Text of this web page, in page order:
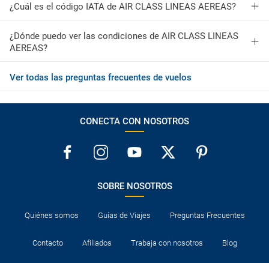
¿Cuál es el código IATA de AIR CLASS LINEAS AEREAS?
¿Dónde puedo ver las condiciones de AIR CLASS LINEAS
AEREAS?
Ver todas las preguntas frecuentes de vuelos
CONECTA CON NOSOTROS
SOBRE NOSOTROS
Quiénes somos Guías de Viajes Preguntas Frecuentes
Contacto Afiliados Trabaja con nosotros Blog